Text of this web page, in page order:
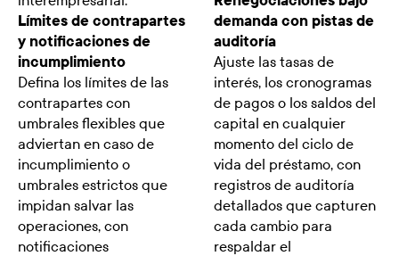
Límites de contrapartes
y notificaciones de
incumplimiento
Defina los límites de las
contrapartes con
umbrales flexibles que
adviertan en caso de
incumplimiento o
umbrales estrictos que
impidan salvar las
operaciones, con
notificaciones
demanda con pistas de
auditoría
Ajuste las tasas de
interés, los cronogramas
de pagos o los saldos del
capital en cualquier
momento del ciclo de
vida del préstamo, con
registros de auditoría
detallados que capturen
cada cambio para
respaldar el